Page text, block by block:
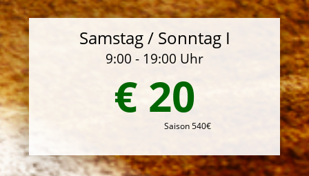
Samstag / Sonntag I
9:00 - 19:00 Uhr
€ 20
Saison 540€